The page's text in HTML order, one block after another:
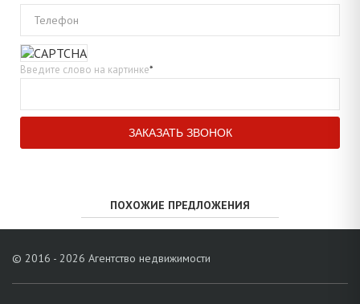
Телефон
Введите слово на картинке*
ПОХОЖИЕ ПРЕДЛОЖЕНИЯ
© 2016 - 2026 Агентство недвижимости